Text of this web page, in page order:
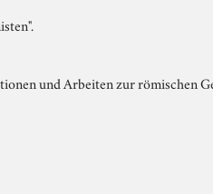
und Arbeiten zur römischen